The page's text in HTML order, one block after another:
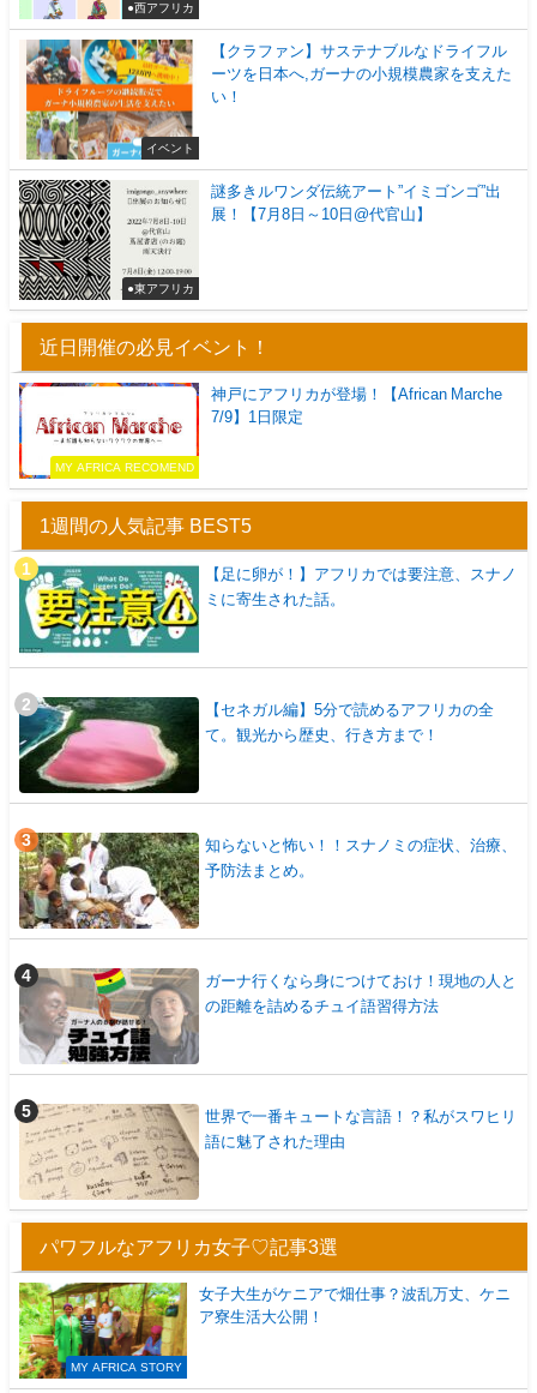
●西アフリカ
イベント
【クラファン】サステナブルなドライフル
ーツを日本へ,ガーナの小規模農家を支えた
い！
●東アフリカ
謎多きルワンダ伝統アート”イミゴンゴ”出
展！【7月8日～10日@代官山】
近日開催の必見イベント！
MY AFRICA RECOMEND
神戸にアフリカが登場！【African Marche
7/9】1日限定
1週間の人気記事 BEST5
【足に卵が！】アフリカでは要注意、スナノ
ミに寄生された話。
【セネガル編】5分で読めるアフリカの全
て。観光から歴史、行き方まで！
知らないと怖い！！スナノミの症状、治療、
予防法まとめ。
ガーナ行くなら身につけておけ！現地の人と
の距離を詰めるチュイ語習得方法
世界で一番キュートな言語！？私がスワヒリ
語に魅了された理由
パワフルなアフリカ女子♡記事3選
MY AFRICA STORY
女子大生がケニアで畑仕事？波乱万丈、ケニ
ア寮生活大公開！